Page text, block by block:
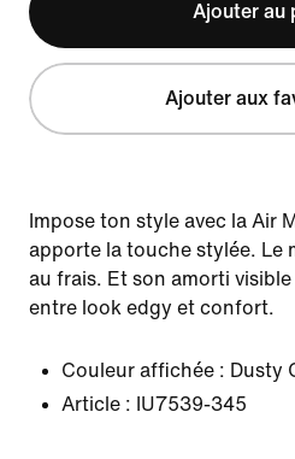
Ajouter au
Ajouter aux
Impose ton style avec la Air
apporte la touche stylée. Le
au frais. Et son amorti
entre look edgy et confort.
Couleur affichée : Dusty
Article : IU7539-345